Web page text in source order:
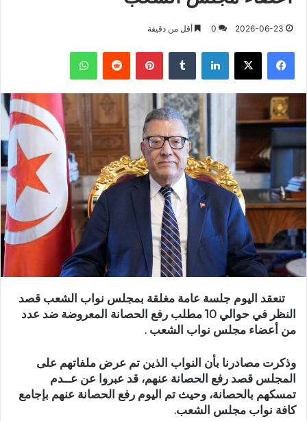
2026-06-23
0 أقل من دقيقة
فيسبوك X لينكدإن بينتيريست واتساب
تنعقد اليوم جلسة عامة مغلقة بمجلس نواب الشعب قصد
النظر في حوالي 10 مطلب رفع الحصانة المعروضة ضد عدد
من أعضاء مجلس نواب الشعب .
وذكرت مصادرنا بأن النواب الذين تم عرض ملفاتهم على
المجلس قصد رفع الحصانة عنهم، قد عبروا عن عــدم
تمسكهم بالحصانة، وحيث تم اليوم رفع الحصانة عنهم بإجامع
كافة نواب مجلس الشعب.